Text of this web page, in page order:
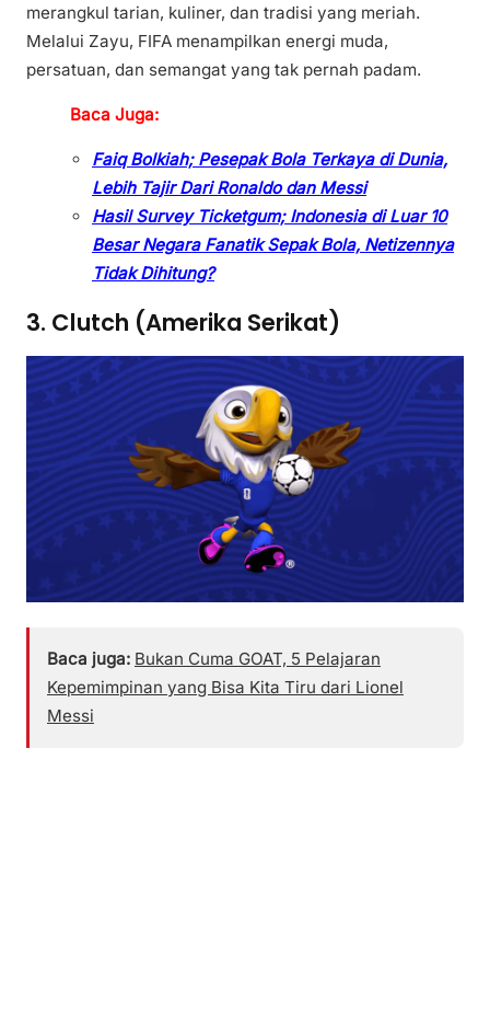
merangkul tarian, kuliner, dan tradisi yang meriah.
Melalui Zayu, FIFA menampilkan energi muda,
persatuan, dan semangat yang tak pernah padam.
Baca Juga:
Faiq Bolkiah; Pesepak Bola Terkaya di Dunia,
Lebih Tajir Dari Ronaldo dan Messi
Hasil Survey Ticketgum; Indonesia di Luar 10
Besar Negara Fanatik Sepak Bola, Netizennya
Tidak Dihitung?
3. Clutch (Amerika Serikat)
Baca juga: Bukan Cuma GOAT, 5 Pelajaran
Kepemimpinan yang Bisa Kita Tiru dari Lionel
Messi